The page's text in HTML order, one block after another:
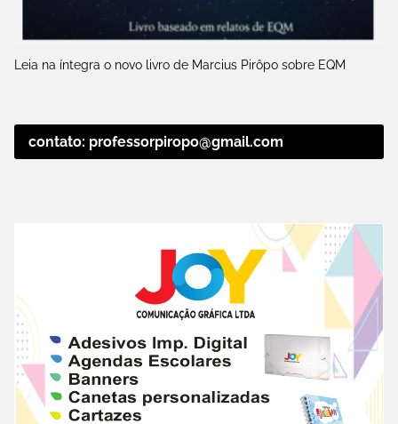
Leia na íntegra o novo livro de Marcius Pirôpo sobre EQM
contato: professorpiropo@gmail.com